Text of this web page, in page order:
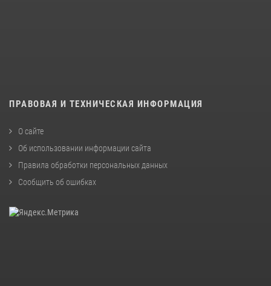
ПРАВОВАЯ И ТЕХНИЧЕСКАЯ ИНФОРМАЦИЯ
О сайте
Об использовании информации сайта
Правила обработки персональных данных
Сообщить об ошибках